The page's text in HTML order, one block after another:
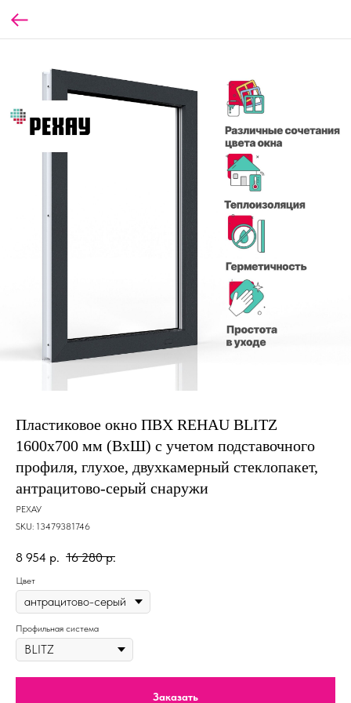
Пластиковое окно ПВХ REHAU BLITZ
1600х700 мм (ВхШ) с учетом подставочного
профиля, глухое, двухкамерный стеклопакет,
антрацитово-серый снаружи
РЕХАУ
SKU: 13479381746
8 954 р. 16 280 р.
Цвет
Профильная система
Заказать